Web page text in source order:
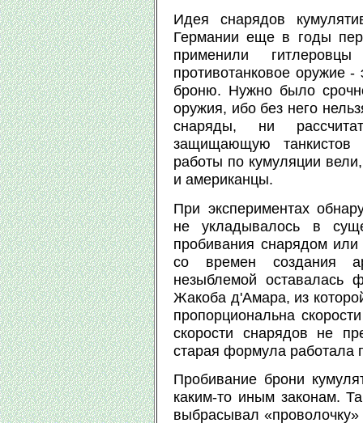
Идея снарядов
Германии еще в годы
применили
противотанковое оружие
броню. Нужно было
оружия, ибо без него
снаряды, ни
защищающую танкистов
работы по кумуляции
и американцы.
При экспериментах
не укладывалось в
пробивания снарядом
со времен создания
незыблемой оставалась
Жакоба д'Амара, из
пропорциональна
скорости снарядов не
старая формула работала
Пробивание брони
каким-то иным законам.
выбрасывал